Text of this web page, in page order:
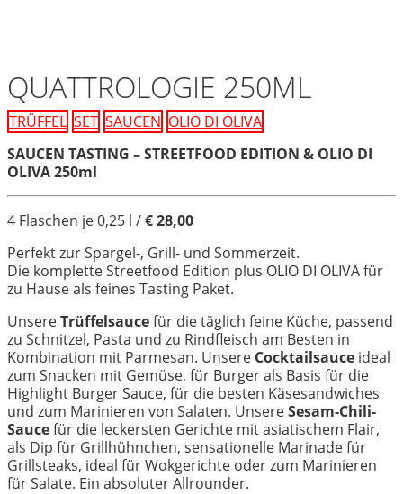
QUATTROLOGIE 250ML
TRÜFFEL SET SAUCEN OLIO DI OLIVA
SAUCEN TASTING – STREETFOOD EDITION & OLIO DI
OLIVA 250ml
4 Flaschen je 0,25 l /€ 28,00
Perfekt zur Spargel-, Grill- und Sommerzeit.
Die komplette Streetfood Edition plus OLIO DI OLIVA für
zu Hause als feines Tasting Paket.
UnsereTrüffelsaucefür die täglich feine Küche, passend
zu Schnitzel, Pasta und zu Rindfleisch am Besten in
Kombination mit Parmesan. Unsere Cocktailsauce ideal
zum Snacken mit Gemüse, für Burger als Basis für die
Highlight Burger Sauce, für die besten Käsesandwiches
und zum Marinieren von Salaten. UnsereSesam-Chili-
Saucefür die leckersten Gerichte mit asiatischem Flair,
als Dip für Grillhühnchen, sensationelle Marinade für
Grillsteaks, ideal für Wokgerichte oder zum Marinieren
für Salate. Ein absoluter Allrounder.